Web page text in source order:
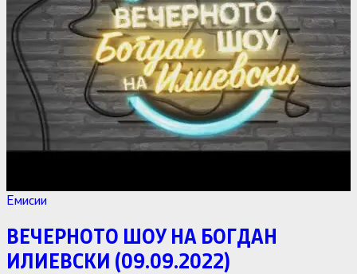
Емисии
ВЕЧЕРНОТО ШОУ НА БОГДАН
ИЛИЕВСКИ (09.09.2022)